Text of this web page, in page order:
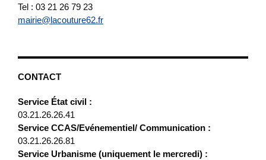
Tel : 03 21 26 79 23
mairie@lacouture62.fr
CONTACT
Service État civil :
03.21.26.26.41
Service CCAS/Evénementiel/ Communication :
03.21.26.26.81
Service Urbanisme (uniquement le mercredi) :